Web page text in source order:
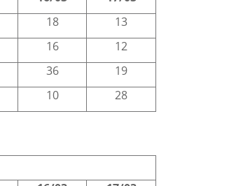
18
13
16
12
36
19
10 28